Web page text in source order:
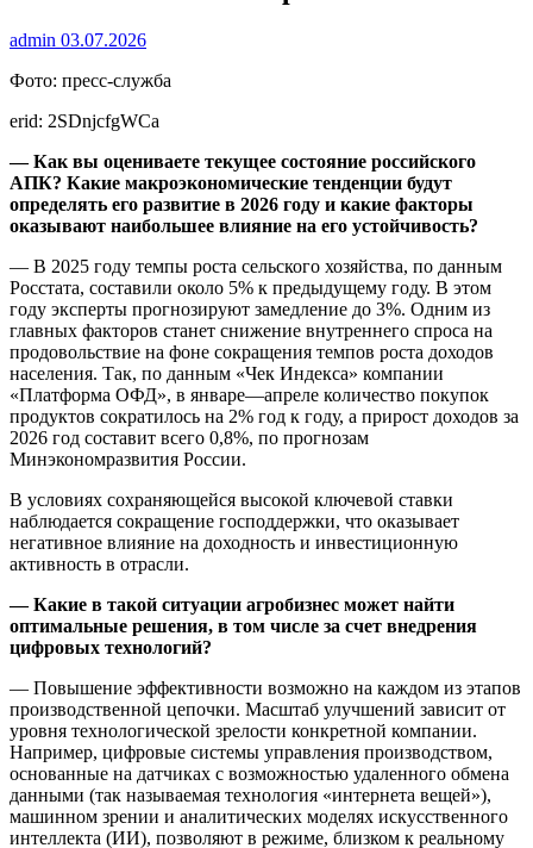
admin 03.07.2026
Фото: пресс-служба
erid: 2SDnjcfgWCa
— Как вы оцениваете текущее состояние российского
АПК? Какие макроэкономические тенденции будут
определять его развитие в 2026 году и какие факторы
оказывают наибольшее влияние на его устойчивость?
— В 2025 году темпы роста сельского хозяйства, по данным
Росстата, составили около 5% к предыдущему году. В этом
году эксперты прогнозируют замедление до 3%. Одним из
главных факторов станет снижение внутреннего спроса на
продовольствие на фоне сокращения темпов роста доходов
населения. Так, по данным «Чек Индекса» компании
«Платформа ОФД», в январе—апреле количество покупок
продуктов сократилось на 2% год к году, а прирост доходов за
2026 год составит всего 0,8%, по прогнозам
Минэкономразвития России.
В условиях сохраняющейся высокой ключевой ставки
наблюдается сокращение господдержки, что оказывает
негативное влияние на доходность и инвестиционную
активность в отрасли.
— Какие в такой ситуации агробизнес может найти
оптимальные решения, в том числе за счет внедрения
цифровых технологий?
— Повышение эффективности возможно на каждом из этапов
производственной цепочки. Масштаб улучшений зависит от
уровня технологической зрелости конкретной компании.
Например, цифровые системы управления производством,
основанные на датчиках с возможностью удаленного обмена
данными (так называемая технология «интернета вещей»),
машинном зрении и аналитических моделях искусственного
интеллекта (ИИ), позволяют в режиме, близком к реальному